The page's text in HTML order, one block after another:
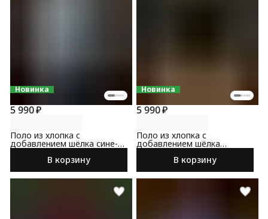
Новинка
5 990 ₽
Поло из хлопка с
добавлением шёлка сине-
зеленого цвета
В корзину
Новинка
5 990 ₽
Поло из хлопка с
добавлением шёлка
черного цвета
В корзину